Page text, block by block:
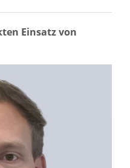
Einsatz von